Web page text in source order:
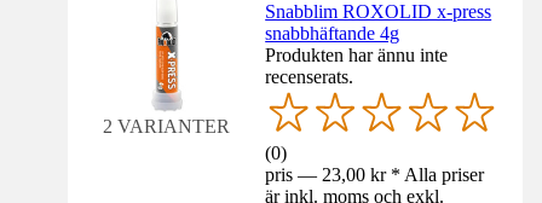
2 VARIANTER
Snabblim ROXOLID x-press
snabbhäftande 4g
Produkten har ännu inte
recenserats.
(0)
pris — 23,00 kr * Alla priser
är inkl. moms och exkl.